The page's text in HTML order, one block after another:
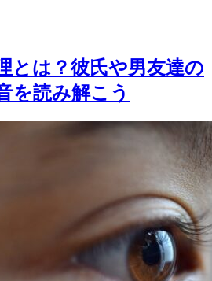
とは？彼氏や男友達の
を読み解こう